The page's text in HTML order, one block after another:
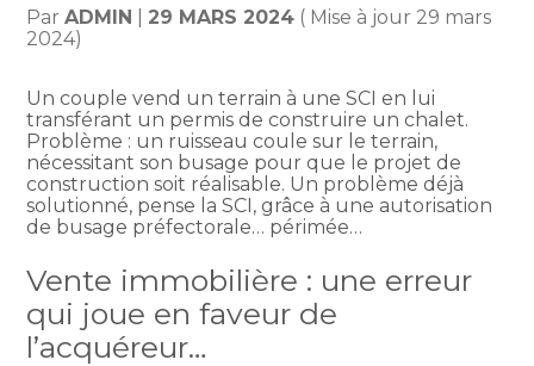
ParADMIN 29 MARS 2024 ( Mise à jour 29 mars
2024)
Un couple vend un terrain à une SCI en lui
transférant un permis de construire un chalet.
Problème : un ruisseau coule sur le terrain,
nécessitant son busage pour que le projet de
construction soit réalisable. Un problème déjà
solutionné, pense la SCI, grâce à une autorisation
de busage préfectorale… périmée…
Vente immobilière : une erreur
qui joue en faveur de
l’acquéreur…